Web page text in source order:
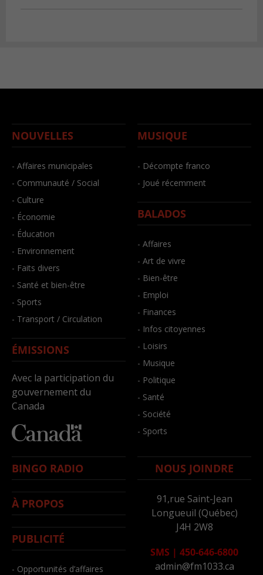
NOUVELLES
- Affaires municipales
- Communauté / Social
- Culture
- Économie
- Éducation
- Environnement
- Faits divers
- Santé et bien-être
- Sports
- Transport / Circulation
ÉMISSIONS
Avec la participation du
gouvernement du
Canada
MUSIQUE
- Décompte franco
- Joué récemment
BALADOS
- Affaires
- Art de vivre
- Bien-être
- Emploi
- Finances
- Infos citoyennes
- Loisirs
- Musique
- Politique
- Santé
- Société
- Sports
BINGO RADIO
À PROPOS
PUBLICITÉ
- Opportunités d’affaires
NOUS JOINDRE
91,rue Saint-Jean
Longueuil (Québec)
J4H 2W8
SMS | 450-646-6800
admin@fm1033.ca